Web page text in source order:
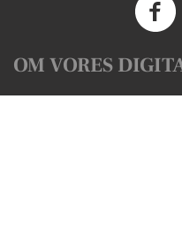
OM VORES